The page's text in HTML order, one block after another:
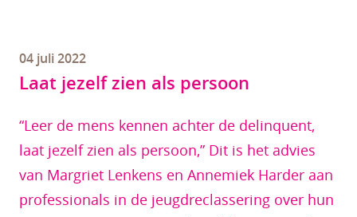
04 juli 2022
Laat jezelf zien als persoon
“Leer de mens kennen achter de delinquent,
laat jezelf zien als persoon,” Dit is het advies
van Margriet Lenkens en Annemiek Harder aan
professionals in de jeugdreclassering over hun